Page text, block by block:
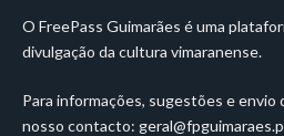
O FreePass Guimarães é uma
divulgação da cultura vimaranense.
Para informações, sugestões e envio
nosso contacto: